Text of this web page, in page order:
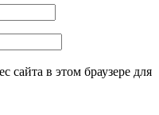
сайта в этом браузере для